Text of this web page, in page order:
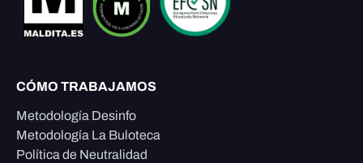
CÓMO TRABAJAMOS
Metodología Desinfo
Metodología La Buloteca
Política de Neutralidad